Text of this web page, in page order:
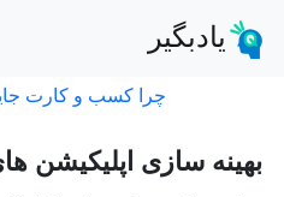
یادبگیر
چرا کسب و کارت
بهینه سازی اپلیکیشن